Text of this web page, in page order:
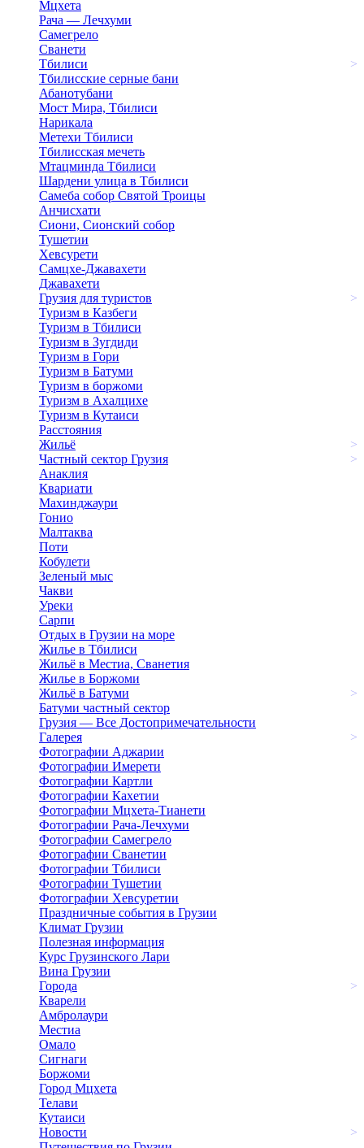
Мцхета
Рача — Лечхуми
Самегрело
Сванети
Тбилиси
>
Тбилисские серные бани
Абанотубани
Мост Мира, Тбилиси
Нарикала
Метехи Тбилиси
Тбилисская мечеть
Мтацминда Тбилиси
Шардени улица в Тбилиси
Самеба собор Святой Троицы
Анчисхати
Сиони, Сионский собор
Тушетии
Хевсурети
Самцхе-Джавахети
Джавахети
Грузия для туристов
>
Туризм в Казбеги
Туризм в Тбилиси
Туризм в Зугдиди
Туризм в Гори
Туризм в Батуми
Туризм в боржоми
Туризм в Ахалцихе
Туризм в Кутаиси
Расстояния
Жильё
>
Частный сектор Грузия
>
Анаклия
Квариати
Махинджаури
Гонио
Малтаква
Поти
Кобулети
Зеленый мыс
Чакви
Уреки
Сарпи
Отдых в Грузии на море
Жилье в Тбилиси
Жильё в Местиа, Сванетия
Жилье в Боржоми
Жильё в Батуми
>
Батуми частный сектор
Грузия — Все Достопримечательности
Галерея
>
Фотографии Аджарии
Фотографии Имерети
Фотографии Картли
Фотографии Кахетии
Фотографии Мцхета-Тианети
Фотографии Рача-Лечхуми
Фотографии Самегрело
Фотографии Сванетии
Фотографии Тбилиси
Фотографии Тушетии
Фотографии Хевсуретии
Праздничные события в Грузии
Климат Грузии
Полезная информация
Курс Грузинского Лари
Вина Грузии
Города
>
Кварели
Амбролаури
Местиа
Омало
Сигнаги
Боржоми
Город Мцхета
Телави
Кутаиси
Новости
>